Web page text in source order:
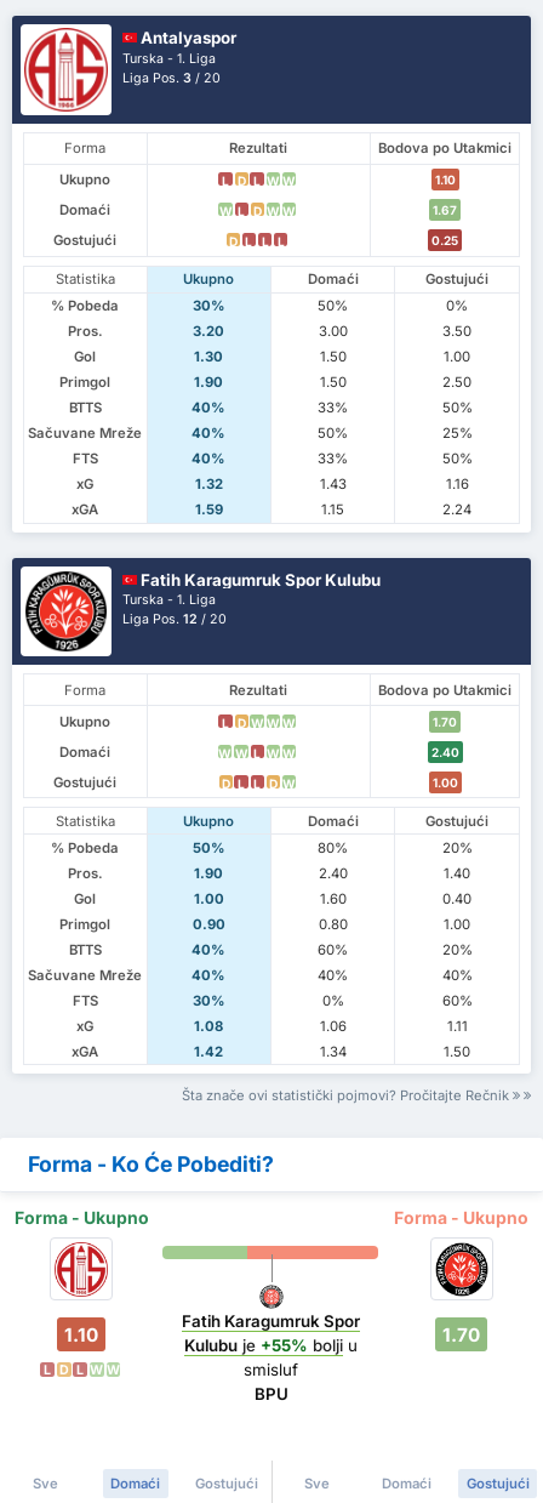
Antalyaspor
Turska - 1. Liga
Liga Pos.3 / 20
Forma Rezultati
Bodova po Utakmici
Ukupno
L D L W W 1.10
Domaći W L D W W 1.67
Gostujući D L L L 0.25
Statistika Ukupno Domaći
Gostujući
% Pobeda
30% 50%
0%
Pros.
3.20 3.00
3.50
Gol
1.30 1.50
1.00
Primgol
1.90 1.50
2.50
BTTS
40% 33%
50%
Sačuvane Mreže
40% 50%
25%
FTS
40% 33%
50%
xG
1.32 1.43
1.16
xGA
1.59 1.15 2.24
Fatih Karagumruk Spor Kulubu
Turska - 1. Liga
Liga Pos.12 / 20
Forma Rezultati
Bodova po Utakmici
Ukupno
L D W W W 1.70
Domaći W W L W W 2.40
Gostujući D L L D W 1.00
Statistika Ukupno Domaći
Gostujući
% Pobeda
50% 80%
20%
Pros.
1.90 2.40
1.40
Gol
1.00 1.60
0.40
Primgol
0.90 0.80
1.00
BTTS
40% 60%
20%
Sačuvane Mreže
40% 40%
40%
FTS
30% 0%
60%
xG
1.08 1.06
1.11
xGA
1.42 1.34 1.50
Šta znače ovi statistički pojmovi? Pročitajte Rečnik
Forma - Ko Će Pobediti?
Forma - Ukupno Forma - Ukupno
1.10
L D L W W
Fatih Karagumruk Spor
Kulubu je +55% bolji u
smisluf
BPU
1.70
Sve Domaći Gostujući Sve Domaći Gostujući